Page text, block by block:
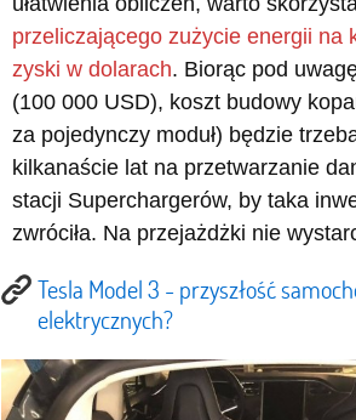
przeliczającego zużycie energii na
zyski w dolarach. Biorąc pod
(100 000 USD), koszt budowy
za pojedynczy moduł) będzie
kilkanaście lat na przetwarzanie
stacji Superchargerów, by taka
zwróciła. Na przejażdżki nie
Tesla Model 3 - przyszłość
elektrycznych?